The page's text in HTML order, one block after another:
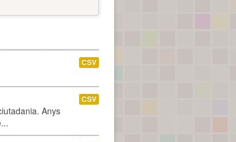
CSV
Anys
CSV